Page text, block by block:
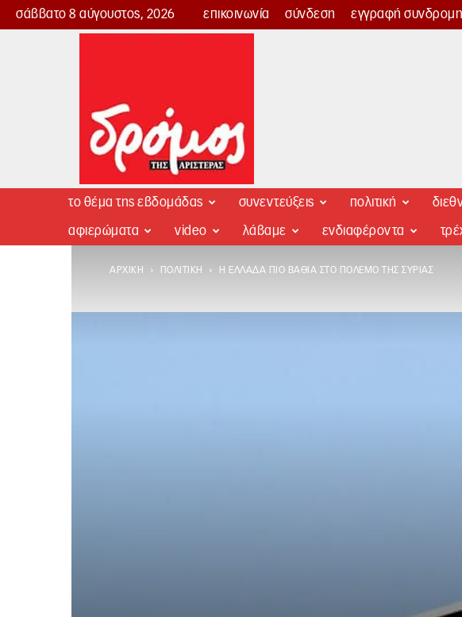
σάββατο 8 αύγουστος, 2026 επικοινωνία σύνδεση εγγραφή
Δρόμος
το θέμα της εβδομάδας συνεντεύξεις πολιτική
αφιερώματα video λάβαμε ενδιαφέροντα
ΑΡΧΙΚΉ ΠΟΛΙΤΙΚΉ Η ΕΛΛΆΔΑ ΠΙΟ ΒΑΘΙΆ ΣΤΟ ΠΌΛΕΜΟ ΤΗΣ ΣΥΡΊΑΣ